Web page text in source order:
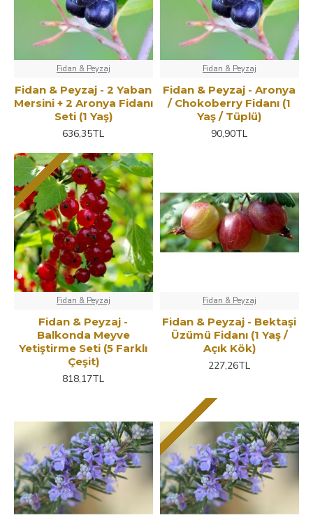
Fidan & Peyzaj
Fidan & Peyzaj - 2 Yaban
Mersini + 2 Aronya Fidanı
Seti (1 Yaş)
636,35TL
Fidan & Peyzaj
Fidan & Peyzaj - Aronya
/ Chokoberry Fidanı (1
Yaş / Tüplü)
90,90TL
Fidan & Peyzaj
Fidan & Peyzaj -
Balkonda Meyve
Yetiştirme Seti (5 Farklı
Çeşit)
818,17TL
Fidan & Peyzaj
Fidan & Peyzaj - Bektaşi
Üzümü Fidanı (1 Yaş /
Açık Kök)
227,26TL